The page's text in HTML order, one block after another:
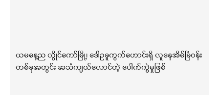
ယမနေ့ည လွိုင်ကော်မြို့၊ ဒေါဥခူကွက်ဟောင်းရှိ လူနေအိမ်ခြံဝန်း
တစ်ခုအတွင်း အသံကျယ်လောင်တဲ့ ပေါက်ကွဲမှုဖြစ်